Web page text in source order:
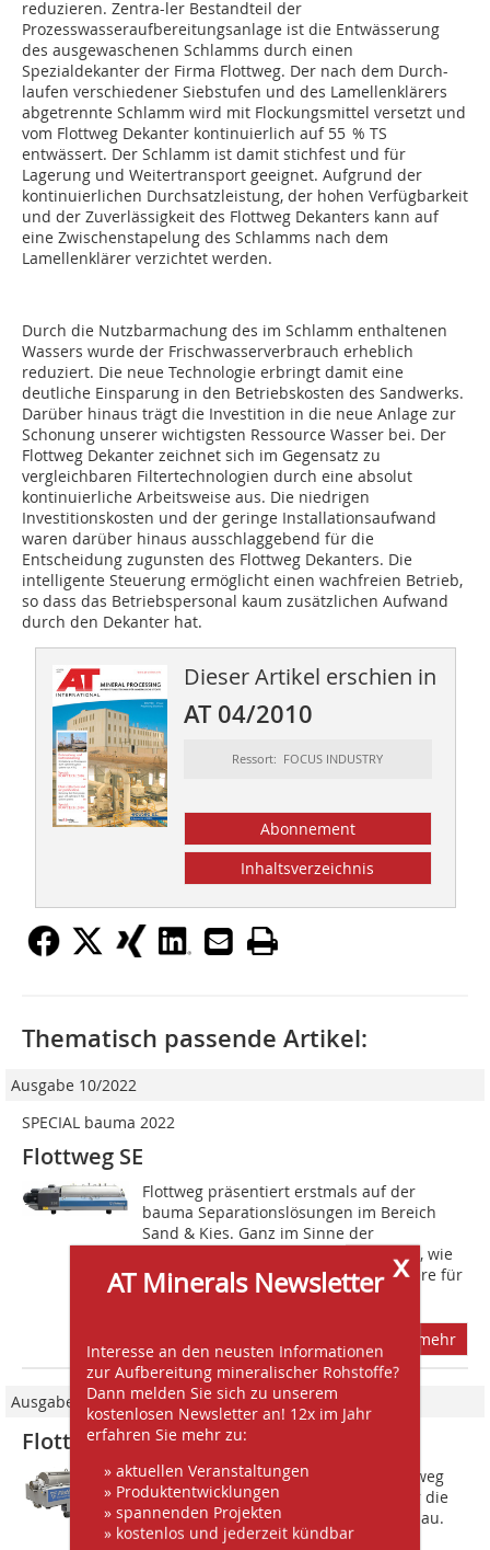
reduzieren. Zentra-ler Bestandteil der
Prozesswasseraufbereitungsanlage ist die Entwässerung
des ausgewaschenen Schlamms durch einen
Spezialdekanter der Firma Flottweg. Der nach dem Durch-
laufen verschiedener Siebstufen und des Lamellenklärers
abgetrennte Schlamm wird mit Flockungsmittel versetzt und
vom Flottweg Dekanter kontinuierlich auf 55 % TS
entwässert. Der Schlamm ist damit stichfest und für
Lagerung und Weitertransport geeignet. Aufgrund der
kontinuierlichen Durchsatzleistung, der hohen Verfügbarkeit
und der Zuver­lässigkeit des Flottweg Dekanters kann auf
eine Zwischen­stapelung des Schlamms nach dem
Lamellenklärer verzichtet werden.
Durch die Nutzbarmachung des im Schlamm enthaltenen
Wassers wurde der Frischwasserverbrauch erheblich
reduziert. Die neue Technologie erbringt damit eine
deutliche Einsparung in den Betriebskosten des Sandwerks.
Darüber hinaus trägt die Investition in die neue Anlage zur
Schonung unserer wichtigsten Ressource Wasser bei. Der
Flottweg Dekanter zeichnet sich im Gegensatz zu
vergleichbaren Filter­technologien durch eine absolut
kontinuierliche Arbeitsweise aus. Die niedrigen
Investitionskosten und der geringe Installationsaufwand
waren darüber hinaus ausschlaggebend für die
Entscheidung zugunsten des Flottweg Dekanters. Die
intelligente Steuerung ermöglicht einen wach­freien Betrieb,
so dass das Betriebspersonal kaum zusätz­lichen Aufwand
durch den Dekanter hat.
Dieser Artikel erschien in
AT 04/2010
Ressort: FOCUS INDUSTRY
Abonnement
Inhaltsverzeichnis
x
AT Minerals Newsletter
Interesse an den neusten Informationen
zur Aufbereitung mineralischer Rohstoffe?
Dann melden Sie sich zu unserem
kostenlosen Newsletter an! 12x im Jahr
erfahren Sie mehr zu:
» aktuellen Veranstaltungen
» Produktentwicklungen
» spannenden Projekten
» kostenlos und jederzeit kündbar
Thematisch passende Artikel:
Ausgabe 10/2022
SPECIAL bauma 2022
Flottweg SE
Flottweg präsentiert erstmals auf der
bauma Separationslösungen im Bereich
Sand & Kies. Ganz im Sinne der
diesjährigen Leitmottos zeigt Flottweg, wie
Hochleistungszentrifugen insbesondere für
die...
mehr
Ausgabe 03/2025
Flottweg SE
Auf der bauma 2025 präsentiert Flottweg
erneut seine Separationslösungen für die
Bereiche Bergbau, Sand- und Kiesabbau.
Flottweg produziert